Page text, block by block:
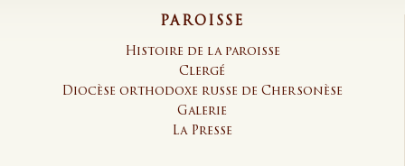
PAROISSE
Histoire de la paroisse
Clergé
Diocèse orthodoxe russe de Chersonèse
Galerie
La Presse